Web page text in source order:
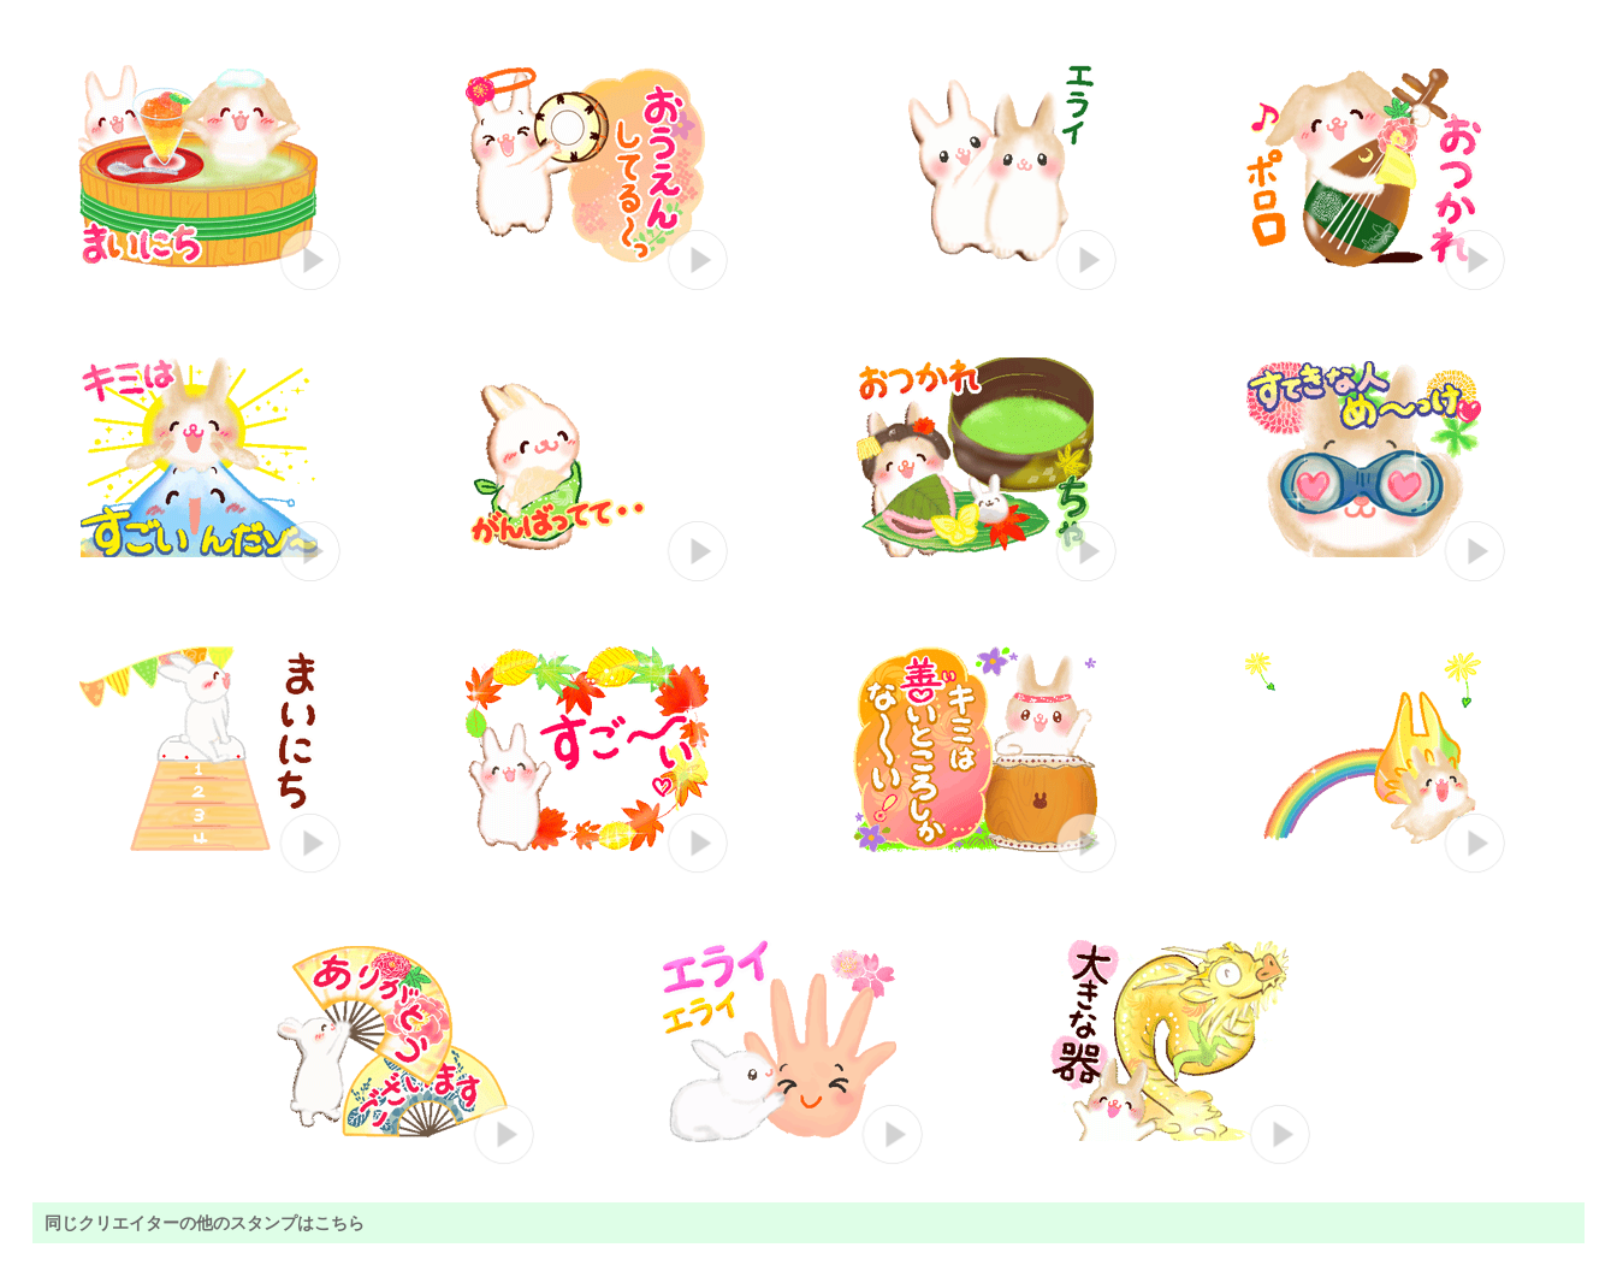
同じクリエイターの他のスタンプはこちら